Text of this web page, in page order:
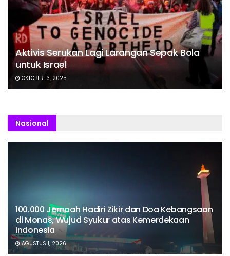
Aktivis Serukan Lagi Larangan Sepak Bola
untuk Israel
OKTOBER 13, 2025
Nasional
100.000 Jemaah Hadiri Zikir dan Doa Kebangsaan
di Monas, Wujud Syukur atas Kemerdekaan
Indonesia
AGUSTUS 1, 2026